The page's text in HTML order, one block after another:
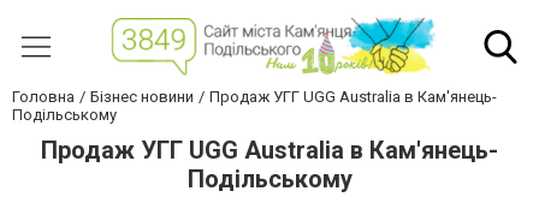
Головна Бізнес новини
Продаж УГГ UGG Australia в Кам'янець-
Подільському
Продаж УГГ UGG Australia в Кам'янець-
Подільському